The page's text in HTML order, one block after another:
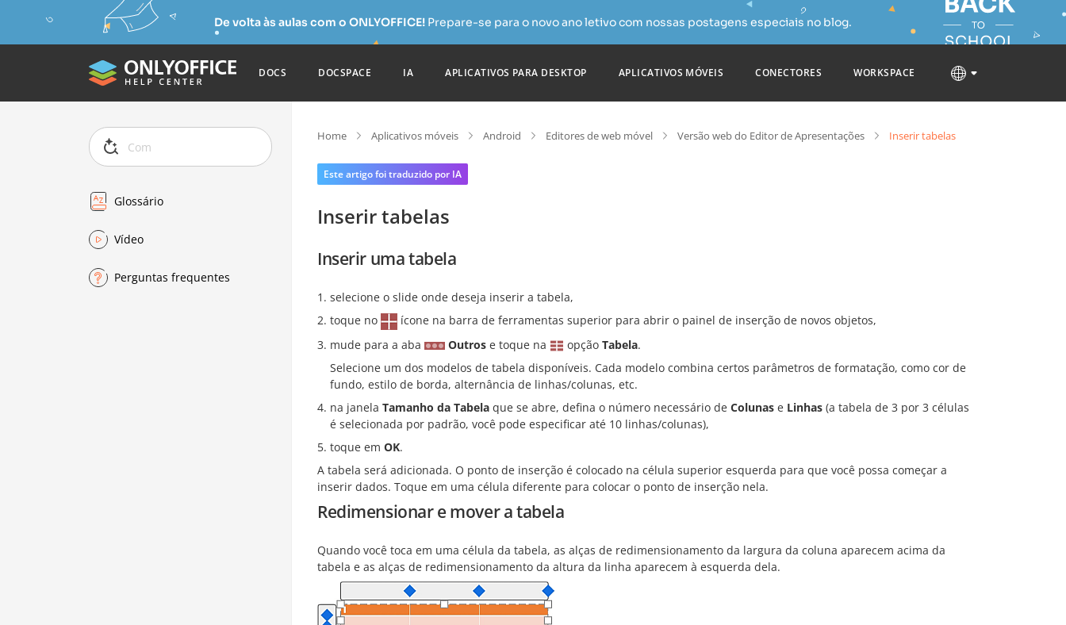
De volta às aulas com o ONLYOFFICE! Prepare-se para o novo ano letivo com nossas postagens especiais no blog.
DOCS DOCSPACE IA APLICATIVOS PARA DESKTOP APLICATIVOS MÓVEIS CONECTORES WORKSPACE
Glossário
Vídeo
Perguntas frequentes
Home Aplicativos móveis Android Editores de web móvel Versão web do Editor de Apresentações Inserir tabelas
Este artigo foi traduzido por IA
Inserir tabelas
Inserir uma tabela
selecione o slide onde deseja inserir a tabela,
toque no
ícone na barra de ferramentas superior para abrir o painel de inserção de novos objetos,
mude para a aba
Outros e toque na opção Tabela.
Selecione um dos modelos de tabela disponíveis. Cada modelo combina certos parâmetros de formatação, como cor de
fundo, estilo de borda, alternância de linhas/colunas, etc.
na janela Tamanho da Tabela que se abre, defina o número necessário de Colunas e Linhas (a tabela de 3 por 3 células
é selecionada por padrão, você pode especificar até 10 linhas/colunas),
toque em OK.
A tabela será adicionada. O ponto de inserção é colocado na célula superior esquerda para que você possa começar a
inserir dados. Toque em uma célula diferente para colocar o ponto de inserção nela.
Redimensionar e mover a tabela
Quando você toca em uma célula da tabela, as alças de redimensionamento da largura da coluna aparecem acima da
tabela e as alças de redimensionamento da altura da linha aparecem à esquerda dela.